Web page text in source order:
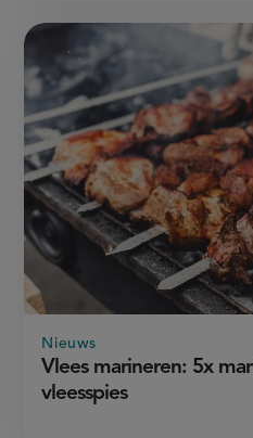
Vlees marineren: 5x
vleesspies
Nieuws